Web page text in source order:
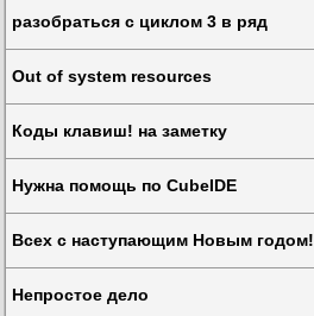
разобраться с циклом 3 в ряд
Out of system resources
Коды клавиш! на заметку
Нужна помощь по CubeIDE
Всех с наступающим Новым годом!
Непростое дело